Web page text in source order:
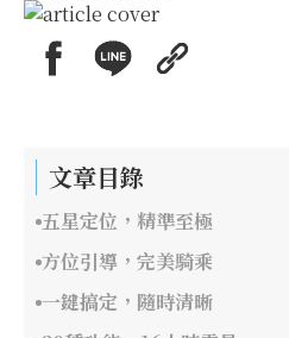
文章目錄
五星定位，精準至極
方位引導，完美騎乘
一鍵搞定，隨時清晰